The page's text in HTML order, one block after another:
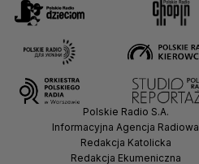
Polskie Radio S.A.
Informacyjna Agencja Radiowa
Redakcja Katolicka
Redakcja Ekumeniczna